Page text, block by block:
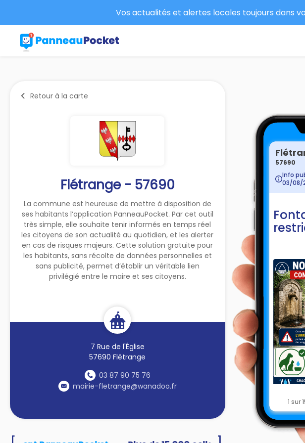
Vos actualités et alertes locales toujours dans
Retour à la carte
Flétrange - 57690
La commune est heureuse de mettre à disposition de
ses habitants l’application PanneauPocket. Par cet outil
très simple, elle souhaite tenir informés en temps réel
les citoyens de son actualité au quotidien, et les alerter
en cas de risques majeurs. Cette solution gratuite pour
les habitants, sans récolte de données personnelles et
sans publicité, permet d’établir un véritable lien
privilégié entre le maire et ses citoyens.
7 Rue de l'Église
57690 Flétrange
03 87 90 75 76
mairie-fletrange@wanadoo.fr
57690
Info
03/08/
1 sur